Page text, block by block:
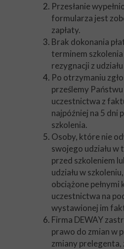
Przesłanie
formularza jest
zapłaty.
Brak dokonania
terminem szkolenia
rezygnacji z
Po otrzymaniu
prześlemy
uczestnictwa z
najpóźniej na 5 dni
szkolenia.
Osoby, które nie
swojego udziału w
przed szkoleniem
udziału w
obciążone pełnymi
uczestnictwa na
wystawionej im
Firma DEWAY
prawo do zmian w
zmiany prelegenta,